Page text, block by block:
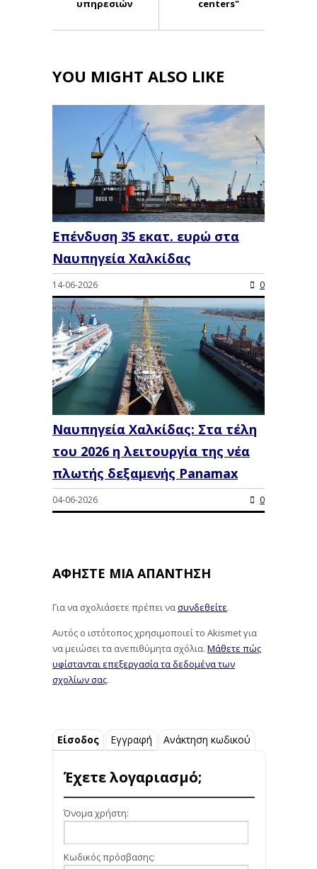
υπηρεσιών
centers"
YOU MIGHT ALSO LIKE
Επένδυση 35 εκατ. ευρώ στα
Ναυπηγεία Χαλκίδας
14-06-2026 0
Ναυπηγεία Χαλκίδας: Στα τέλη
του 2026 η λειτουργία της νέα
πλωτής δεξαμενής Panamax
04-06-2026 0
ΑΦΉΣΤΕ ΜΙΑ ΑΠΆΝΤΗΣΗ
Για να σχολιάσετε πρέπει νασυνδεθείτε.
Αυτός ο ιστότοπος χρησιμοποιεί το Akismet για
να μειώσει τα ανεπιθύμητα σχόλια. Μάθετε πώς
υφίστανται επεξεργασία τα δεδομένα των
σχολίων σας.
Είσοδος Εγγραφή Ανάκτηση κωδικού
Έχετε λογαριασμό;
Όνομα χρήστη:
Κωδικός πρόσβασης: